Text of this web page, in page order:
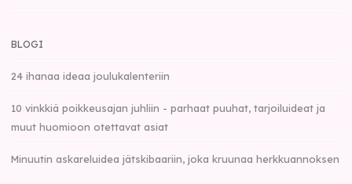
BLOGI
24 ihanaa ideaa joulukalenteriin
10 vinkkiä poikkeusajan juhliin - parhaat puuhat, tarjoiluideat ja
muut huomioon otettavat asiat
Minuutin askareluidea jätskibaariin, joka kruunaa herkkuannoksen